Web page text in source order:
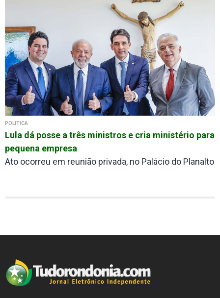
POLÍTICA
Lula dá posse a três ministros e cria ministério para
pequena empresa
Ato ocorreu em reunião privada, no Palácio do Planalto